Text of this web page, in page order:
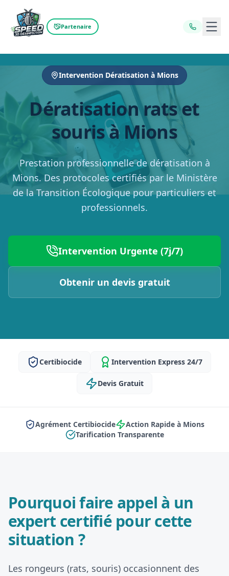
Partenaire
Intervention Dératisation à Mions
Dératisation rats et
souris à Mions
Prestation professionnelle de dératisation à
Mions. Des protocoles certifiés par le Ministère
de la Transition Écologique pour particuliers et
professionnels.
Intervention Urgente (7j/7)
Obtenir un devis gratuit
Certibiocide Intervention Express 24/7
Devis Gratuit
Agrément Certibiocide
Action Rapide à Mions
Tarification Transparente
Pourquoi faire appel à un
expert certifié pour cette
situation ?
Les rongeurs (rats, souris) occasionnent des